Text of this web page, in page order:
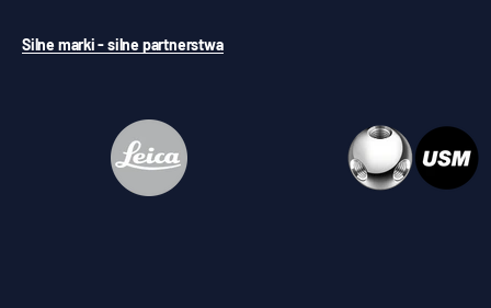
Silne marki - silne partnerstwa